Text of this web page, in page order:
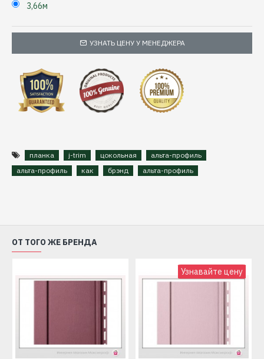
3,66м
УЗНАТЬ ЦЕНУ У МЕНЕДЖЕРА
планка j-trim цокольная
альта-профиль
альта-профиль
как брэнд альта-профиль
ОТ ТОГО ЖЕ БРЕНДА
Узнавайте цену